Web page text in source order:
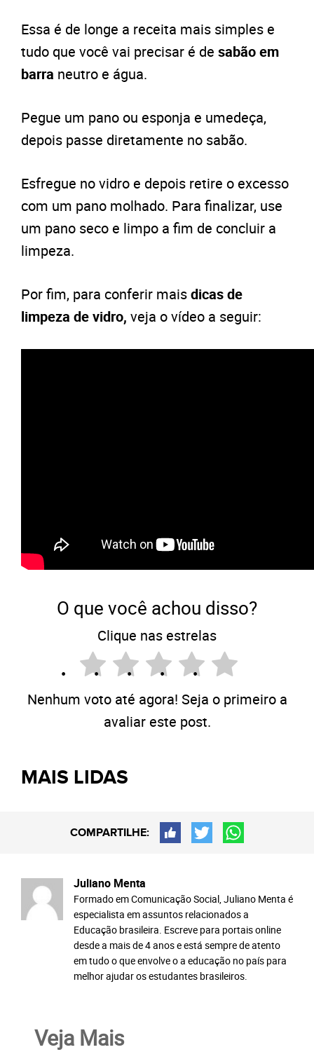
Essa é de longe a receita mais simples e
tudo que você vai precisar é de sabão em
barra neutro e água.
Pegue um pano ou esponja e umedeça,
depois passe diretamente no sabão.
Esfregue no vidro e depois retire o excesso
com um pano molhado. Para finalizar, use
um pano seco e limpo a fim de concluir a
limpeza.
Por fim, para conferir maisdicas de
limpeza de vidro, veja o vídeo a seguir:
O que você achou disso?
Clique nas estrelas
Nenhum voto até agora! Seja o primeiro a
avaliar este post.
MAIS LIDAS
COMPARTILHE:
Juliano Menta
Formado em Comunicação Social, Juliano Menta é
especialista em assuntos relacionados a
Educação brasileira. Escreve para portais online
desde a mais de 4 anos e está sempre de atento
em tudo o que envolve o a educação no país para
melhor ajudar os estudantes brasileiros.
Veja Mais